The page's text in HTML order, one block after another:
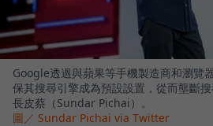
Google透過與蘋果等手機製造商和瀏覽
保其搜尋引擎成為預設設置，從而壟斷
長皮蔡（Sundar Pichai）。
圖／ Sundar Pichai via Twitter